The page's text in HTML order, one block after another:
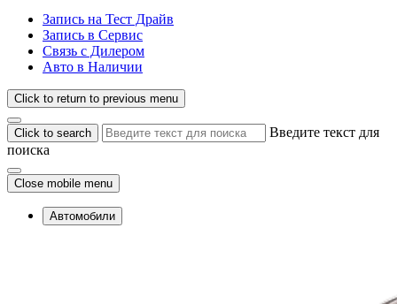
Запись на Тест Драйв
Запись в Сервис
Связь с Дилером
Авто в Наличии
Click to return to previous menu
Click to search
Введите текст для
поиска
Close mobile menu
Автомобили